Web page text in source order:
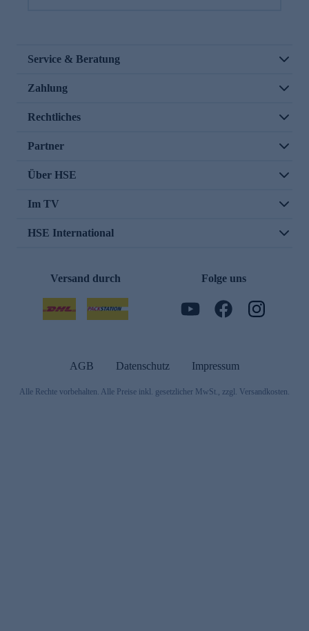
Service & Beratung
Zahlung
Rechtliches
Partner
Über HSE
Im TV
HSE International
Versand durch Folge uns
AGB Datenschutz Impressum
Alle Rechte vorbehalten. Alle Preise inkl. gesetzlicher MwSt., zzgl. Versandkosten.